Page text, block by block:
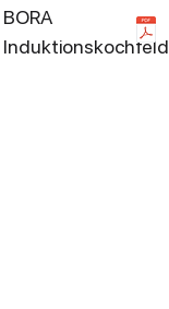
BORA
Induktionskochfeld